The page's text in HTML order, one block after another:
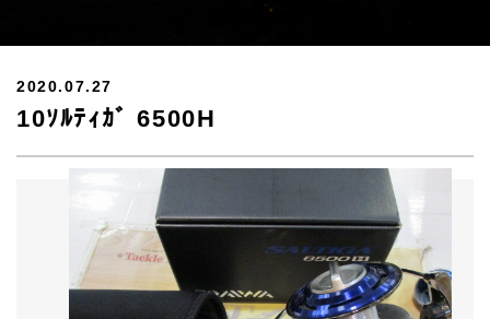
2020.07.27
10ｿﾙﾃｨｶﾞ 6500H